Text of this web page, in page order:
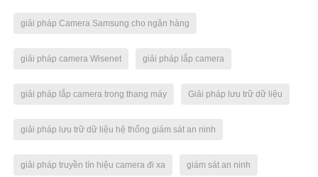
giải pháp Camera Samsung cho ngân hàng
giải pháp camera Wisenet giải pháp lắp camera
giải pháp lắp camera trong thang máy Giải pháp lưu trữ dữ liệu
giải pháp lưu trữ dữ liệu hệ thống giám sát an ninh
giải pháp truyền tín hiệu camera đi xa giám sát an ninh